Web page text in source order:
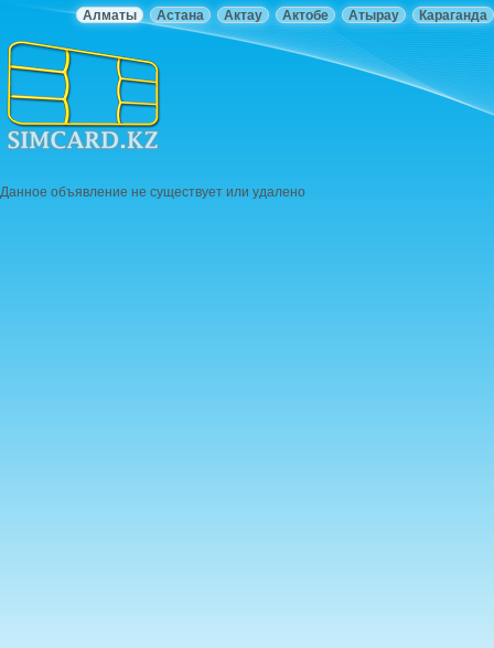
Караганда
Атырау
Актобе
Актау
Астана
Алматы
Данное объявление не существует или удалено